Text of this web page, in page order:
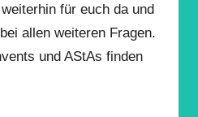
für euch da und
allen weiteren Fragen.
und AStAs finden